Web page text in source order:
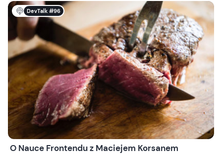
DevTalk #96
O Nauce Frontendu z Maciejem Korsanem